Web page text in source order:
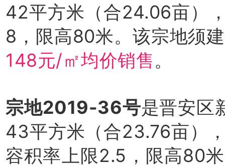
42平方米（合24.06亩）
8，限高80米。该宗地须
148元/㎡均价销售。
宗地2019-36号是晋安区
43平方米（合23.76亩）
容积率上限2.5，限高80